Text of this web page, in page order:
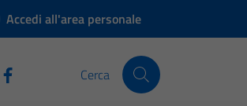
Accedi all'area personale
Cerca